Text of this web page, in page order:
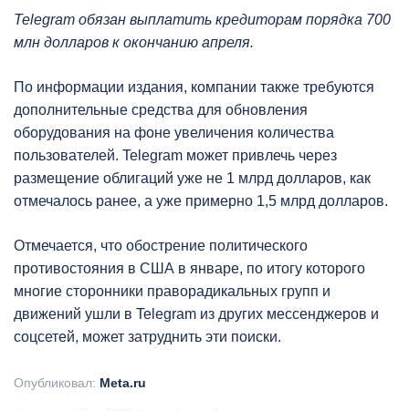
Telegram обязан выплатить кредиторам порядка 700
млн долларов к окончанию апреля.
По информации издания, компании также требуются
дополнительные средства для обновления
оборудования на фоне увеличения количества
пользователей. Telegram может привлечь через
размещение облигаций уже не 1 млрд долларов, как
отмечалось ранее, а уже примерно 1,5 млрд долларов.
Отмечается, что обострение политического
противостояния в США в январе, по итогу которого
многие сторонники праворадикальных групп и
движений ушли в Telegram из других мессенджеров и
соцсетей, может затруднить эти поиски.
Опубликовал: Meta.ru